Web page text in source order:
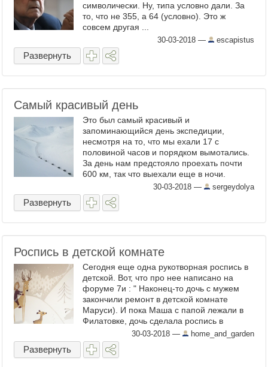
символически. Ну, типа условно дали. За
то, что не 355, а 64 (условно). Это ж
совсем другая ...
30-03-2018 — escapistus
Развернуть
Самый красивый день
Это был самый красивый и
запоминающийся день экспедиции,
несмотря на то, что мы ехали 17 с
половиной часов и порядком вымотались.
За день нам предстояло проехать почти
600 км, так что выехали еще в ночи.
Первые 70 километров проскочили без
проблем, а дальше начались переметы -
это ...
30-03-2018 — sergeydolya
Развернуть
Роспись в детской комнате
Сегодня еще одна рукотворная роспись в
детской. Вот, что про нее написано на
форуме 7и : " Наконец-то дочь с мужем
закончили ремонт в детской комнате
Маруси). И пока Маша с папой лежали в
Филатовке, дочь сделала роспись в
комнате Маруси. Шкафы ИКЕА (ждала их 3
мес), кровать тоже ...
30-03-2018 — home_and_garden
Развернуть